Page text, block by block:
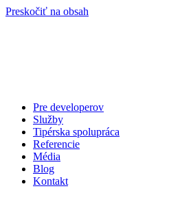
Preskočiť na obsah
Pre developerov
Služby
Tipérska spolupráca
Referencie
Média
Blog
Kontakt